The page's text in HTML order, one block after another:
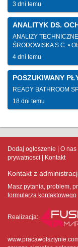
3 dni temu
ANALITYK DS.
ANALIZY
ŚRODOWISKA S.C.
4 dni temu
POSZUKIWANY
READY BATHROOM
18 dni temu
Dodaj ogłoszenie O nas
prywatnosci
Kontakt
Kontakt z
Masz pytania, problem,
formularza kontaktowego
Realizacja: